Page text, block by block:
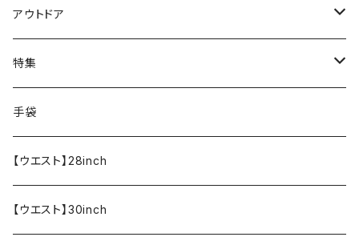
Tシャツ・カットソー
アウトドア
寝具・寝袋・ブランケット
食器・調理器具
エプロン
特集
メール便送料無料★オリジナルT
半袖Tシャツ
OUTLET!!!!!
手袋
【ウエスト】28inch
【ウエスト】30inch